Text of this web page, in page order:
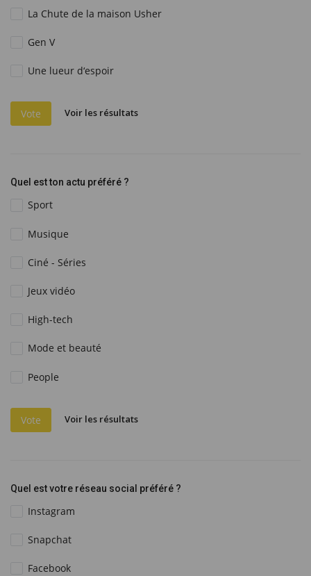
La Chute de la maison Usher
Gen V
Une lueur d‘espoir
Vote Voir les résultats
Quel est ton actu préféré ?
Sport
Musique
Ciné - Séries
Jeux vidéo
High-tech
Mode et beauté
People
Vote Voir les résultats
Quel est votre réseau social préféré ?
Instagram
Snapchat
Facebook